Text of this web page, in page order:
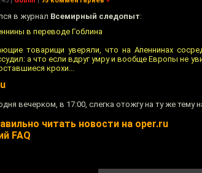
в журнал Всемирный следопыт:
в переводе Гоблина
товарищи уверяли, что на Апеннинах
а что если вдруг умру и вообще Европы не
крохи...
вечерком, в 17:00, слегка отожгу на ту же тему
читать новости на oper.ru
FAQ